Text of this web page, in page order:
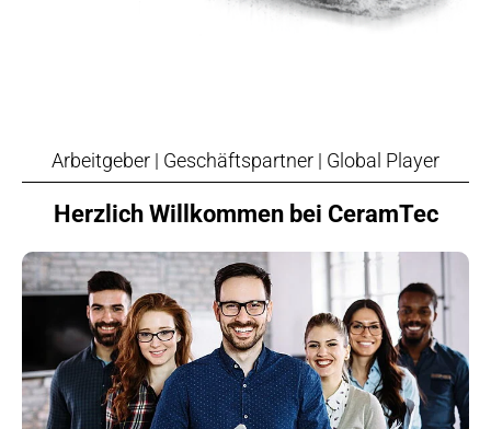
Arbeitgeber | Geschäftspartner | Global Player
Herzlich Willkommen bei CeramTec